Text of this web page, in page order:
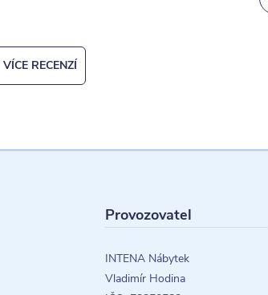
RECENZÍ
Provozovatel
INTENA Nábytek
Vladimír Hodina